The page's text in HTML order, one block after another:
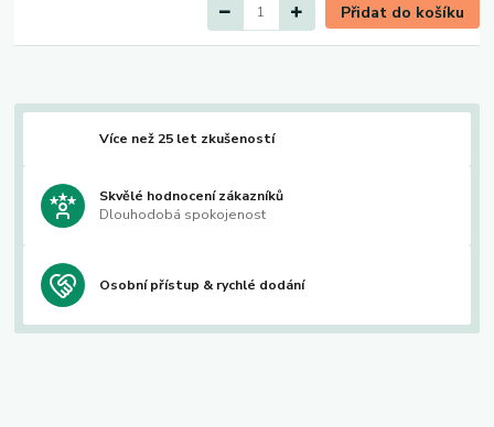
Přidat do košíku
Více než 25 let zkušeností
Skvělé hodnocení zákazníků
Dlouhodobá spokojenost
Osobní přístup & rychlé dodání